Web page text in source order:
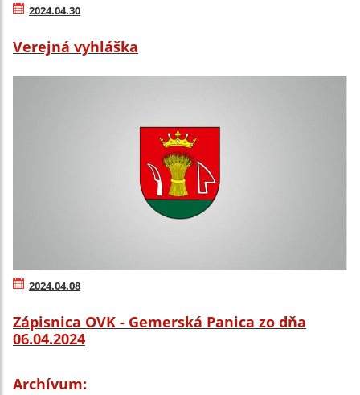
2024.04.30
Verejná vyhláška
2024.04.08
Zápisnica OVK - Gemerská Panica zo dňa
06.04.2024
Archívum: